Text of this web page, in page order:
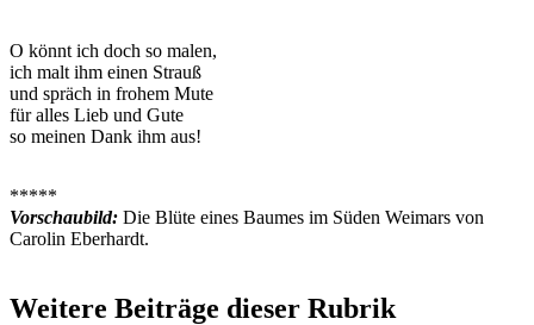
O könnt ich doch so malen,
ich malt ihm einen Strauß
und spräch in frohem Mute
für alles Lieb und Gute
so meinen Dank ihm aus!
*****
Vorschaubild: Die Blüte eines Baumes im Süden Weimars von
Carolin Eberhardt.
Weitere Beiträge dieser Rubrik